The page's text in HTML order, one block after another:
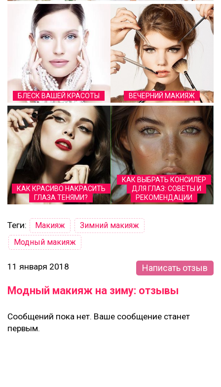
БЛЕСК ВАШЕЙ КРАСОТЫ ВЕЧЕРНИЙ МАКИЯЖ
КАК КРАСИВО НАКРАСИТЬ
ГЛАЗА ТЕНЯМИ?
КАК ВЫБРАТЬ КОНСИЛЕР
ДЛЯ ГЛАЗ: СОВЕТЫ И
РЕКОМЕНДАЦИИ
Теги: Макияж
Зимний макияж
Модный макияж
11 января 2018 Написать отзыв
Модный макияж на зиму: отзывы
Сообщений пока нет. Ваше сообщение станет
первым.